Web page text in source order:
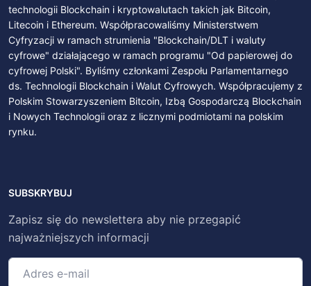
technologii Blockchain i kryptowalutach takich jak Bitcoin,
Litecoin i Ethereum. Współpracowaliśmy Ministerstwem
Cyfryzacji w ramach strumienia "Blockchain/DLT i waluty
cyfrowe" działającego w ramach programu "Od papierowej do
cyfrowej Polski". Byliśmy członkami Zespołu Parlamentarnego
ds. Technologii Blockchain i Walut Cyfrowych. Współpracujemy z
Polskim Stowarzyszeniem Bitcoin, Izbą Gospodarczą Blockchain
i Nowych Technologii oraz z licznymi podmiotami na polskim
rynku.
SUBSKRYBUJ
Zapisz się do newslettera aby nie przegapić
najważniejszych informacji